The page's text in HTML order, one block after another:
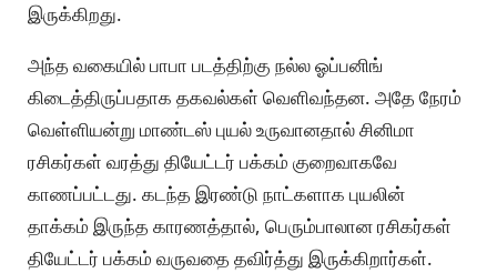
இருக்கிறது.
அந்த வகையில் பாபா படத்திற்கு நல்ல ஓப்பனிங்
கிடைத்திருப்பதாக தகவல்கள் வெளிவந்தன. அதே நேரம்
வெள்ளியன்று மாண்டஸ் புயல் உருவானதால் சினிமா
ரசிகர்கள் வரத்து தியேட்டர் பக்கம் குறைவாகவே
காணப்பட்டது. கடந்த இரண்டு நாட்களாக புயலின்
தாக்கம் இருந்த காரணத்தால், பெரும்பாலான ரசிகர்கள்
தியேட்டர் பக்கம் வருவதை தவிர்த்து இருக்கிறார்கள்.